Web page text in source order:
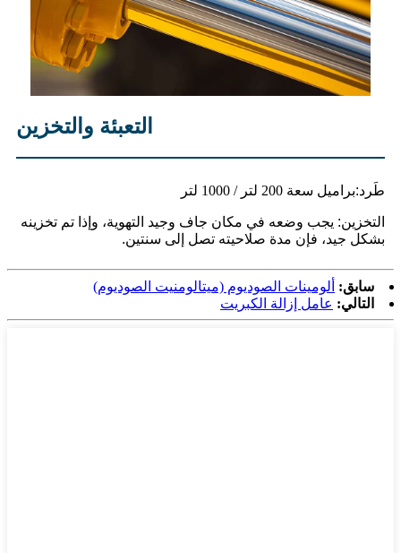
التعبئة والتخزين
طَرد:براميل سعة 200 لتر / 1000 لتر
التخزين: يجب وضعه في مكان جاف وجيد التهوية، وإذا تم تخزينه
بشكل جيد، فإن مدة صلاحيته تصل إلى سنتين.
سابق: ألومينات الصوديوم (ميتالومنيت الصوديوم)
التالي: عامل إزالة الكبريت